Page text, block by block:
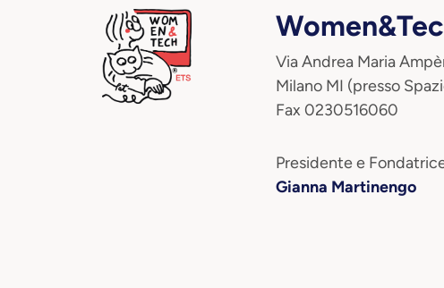
Via Andrea Maria
Milano MI (presso
Fax 0230516060
Presidente e
Gianna Martinengo